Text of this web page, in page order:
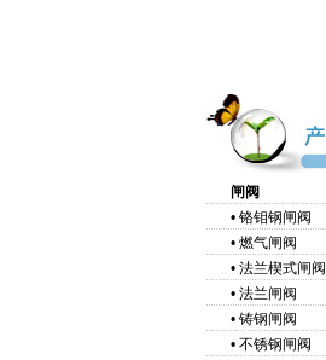
闸阀
• 铬钼钢闸阀
• 燃气闸阀
• 法兰楔式闸阀
• 法兰闸阀
• 铸钢闸阀
• 不锈钢闸阀